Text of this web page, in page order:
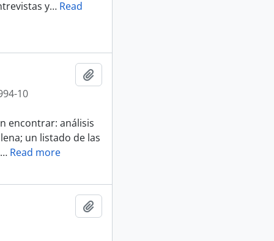
y… Read
10
encontrar: análisis
un listado de las
… Read more